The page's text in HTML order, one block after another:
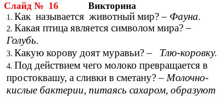
Слайд № 16 Викторина
Как называется животный мир? – Фауна.
Какая птица является символом мира? –
Голубь.
Какую корову доят муравьи? – Тлю-коровку.
Под действием чего молоко превращается в
простоквашу, а сливки в сметану? –Молочно-
кислые бактерии, питаясь сахаром, образуют